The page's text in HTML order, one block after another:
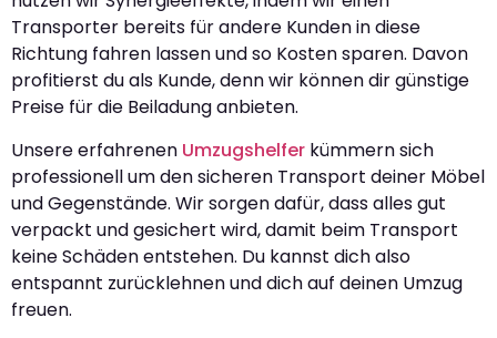
Transporter bereits für andere Kunden in diese
Richtung fahren lassen und so Kosten sparen. Davon
profitierst du als Kunde, denn wir können dir günstige
Preise für die Beiladung anbieten.
Unsere erfahrenen Umzugshelfer kümmern sich
professionell um den sicheren Transport deiner Möbel
und Gegenstände. Wir sorgen dafür, dass alles gut
verpackt und gesichert wird, damit beim Transport
keine Schäden entstehen. Du kannst dich also
entspannt zurücklehnen und dich auf deinen Umzug
freuen.